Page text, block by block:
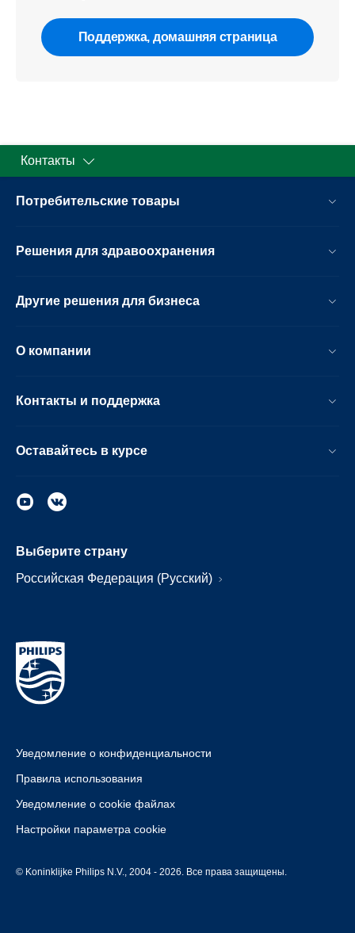
Поддержка, домашняя страница
Контакты
Потребительские товары
Решения для здравоохранения
Другие решения для бизнеса
О компании
Контакты и поддержка
Оставайтесь в курсе
Выберите страну
Российская Федерация (Русский)
Уведомление о конфиденциальности
Правила использования
Уведомление о cookie файлах
Настройки параметра cookie
© Koninklijke Philips N.V., 2004 - 2026. Все права защищены.